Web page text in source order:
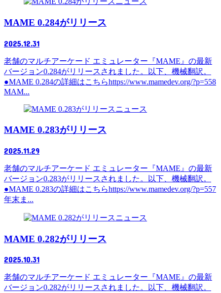
MAME 0.284がリリース
2025.12.31
老舗のマルチアーケード エミュレーター『MAME』の最新
バージョン0.284がリリースされました。以下、機械翻訳。
●MAME 0.284の詳細はこちらhttps://www.mamedev.org/?p=558
MAM...
ニュース
MAME 0.283がリリース
2025.11.29
老舗のマルチアーケード エミュレーター『MAME』の最新
バージョン0.283がリリースされました。以下、機械翻訳。
●MAME 0.283の詳細はこちらhttps://www.mamedev.org/?p=557
年末ま...
ニュース
MAME 0.282がリリース
2025.10.31
老舗のマルチアーケード エミュレーター『MAME』の最新
バージョン0.282がリリースされました。以下、機械翻訳。